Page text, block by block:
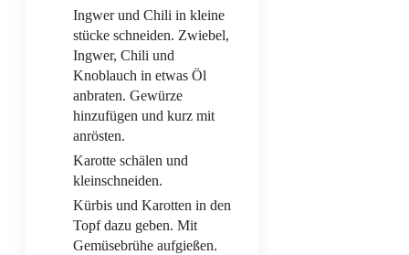
Ingwer und Chili in kleine
stücke schneiden. Zwiebel,
Ingwer, Chili und
Knoblauch in etwas Öl
anbraten. Gewürze
hinzufügen und kurz mit
anrösten.
Karotte schälen und
kleinschneiden.
Kürbis und Karotten in den
Topf dazu geben. Mit
Gemüsebrühe aufgießen.